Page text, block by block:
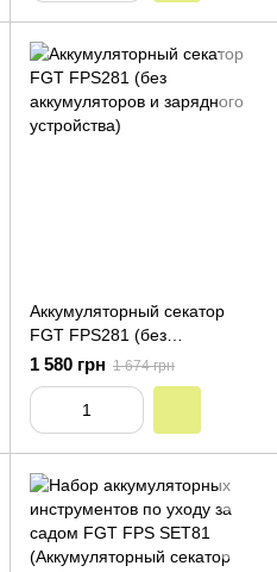
Аккумуляторный секатор
FGT FPS281 (без
аккумуляторов и зарядного
устройства)
1 580 грн 1 674 грн